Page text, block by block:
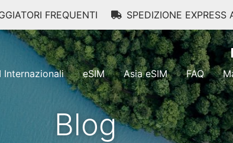
FREQUENTI SPEDIZIONE EXPRESS
Internazionali
eSIM Asia eSIM FAQ
Blog